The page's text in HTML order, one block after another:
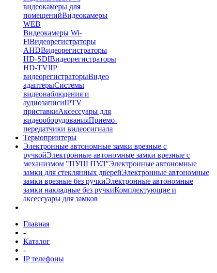
видеокамеры для
помещенийВидеокамеры
WEB
Видеокамеры Wi-
FiВидеорегистраторы
AHDВидеорегистраторы
HD-SDIВидеорегистраторы
HD-TVIIP
видеорегистраторыВидео
адаптерыСистемы
видеонаблюдения и
аудиозаписиIPTV
приставкиАксессуары для
видеооборудованияПриемо-
передатчики видеосигнала
Термопринтеры
Электронные автономные замки врезные с
ручкойЭлектронные автономные замки врезные с
механизмом "ПУШ ПУЛ"Электронные автономные
замки для стеклянных дверейЭлектронные автономные
замки врезные без ручкиЭлектронные автономные
замки накладные без ручкиКомплектующие и
аксессуары для замков
Главная
-
Каталог
-
IP телефоны